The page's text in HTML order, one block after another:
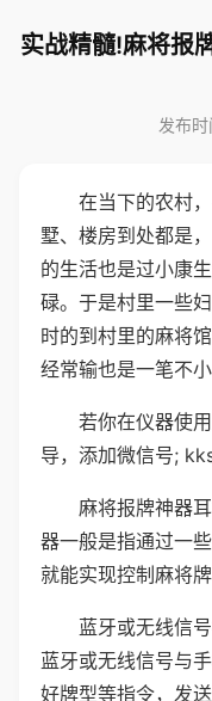
实战精髓!麻将报
发布
在当下的农村
墅、楼房到处都是
的生活也是过小康
碌。于是村里一些
时的到村里的麻将
经常输也是一笔不小
若你在仪器使
导，添加微信号;
麻将报牌神器
器一般是指通过一
就能实现控制麻将
蓝牙或无线信
蓝牙或无线信号与
好牌型等指令，发